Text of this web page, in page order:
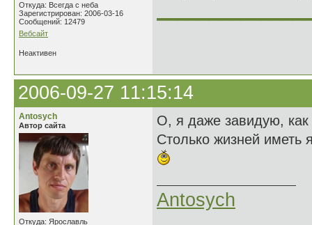
Откуда: Всегда с неба
Зарегистрирован: 2006-03-16
Сообщений: 12479
Вебсайт
Неактивен
2006-09-27 11:15:14
Antosych
Автор сайта
Откуда: Ярославль
О, я даже завидую, как
Столько жизней иметь
Antosych